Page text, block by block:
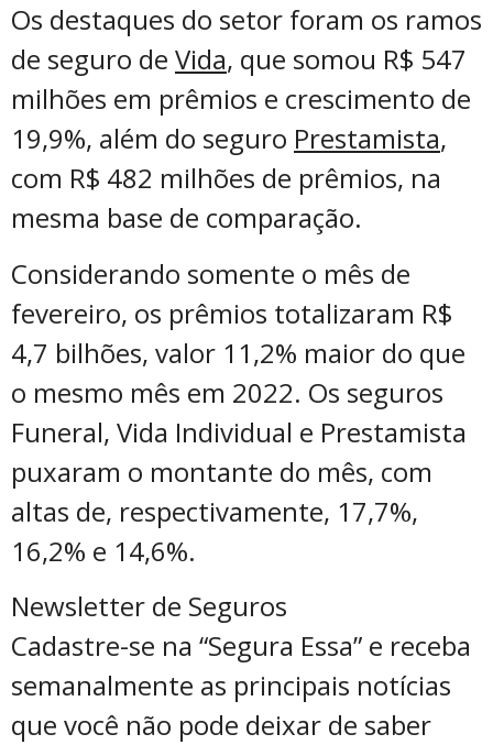
Os destaques do setor foram os ramos
de seguro de Vida, que somou R$ 547
milhões em prêmios e crescimento de
19,9%, além do seguro Prestamista,
com R$ 482 milhões de prêmios, na
mesma base de comparação.
Considerando somente o mês de
fevereiro, os prêmios totalizaram R$
4,7 bilhões, valor 11,2% maior do que
o mesmo mês em 2022. Os seguros
Funeral, Vida Individual e Prestamista
puxaram o montante do mês, com
altas de, respectivamente, 17,7%,
16,2% e 14,6%.
Newsletter de Seguros
Cadastre-se na “Segura Essa” e receba
semanalmente as principais notícias
que você não pode deixar de saber